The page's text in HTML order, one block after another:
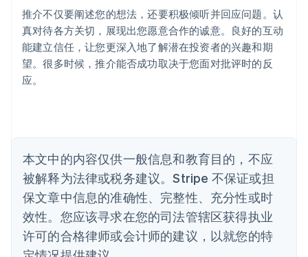
推介不仅要阐述您的想法，还要积极倾听并回应问题。认
真对待各方关切，展现出您愿意合作的诚意。良好的互动
能建立信任，让您更深入地了解潜在投资者的兴趣和期
望。很多时候，推介能否成功取决于您面对批评时的反
应。
本文中的内容仅供一般信息和教育目的，不应
被解释为法律或税务建议。Stripe 不保证或担
保文章中信息的准确性、完整性、充分性或时
效性。您应该寻求在您的司法管辖区获得执业
许可的合格律师或会计师的建议，以就您的特
奥地利
Deutsch English
澳大利亚
English
巴西
English
丹麦
English
德国
DeutschEnglish
法国
FrançaisEnglish